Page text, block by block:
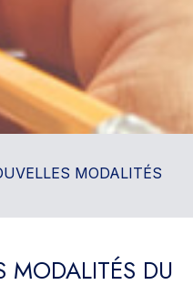
MODALITÉS
MODALITÉS DU